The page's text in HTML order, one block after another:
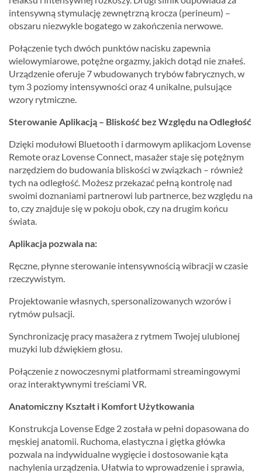
intensywną stymulację zewnętrzną krocza (perineum) –
obszaru niezwykle bogatego w zakończenia nerwowe.
Połączenie tych dwóch punktów nacisku zapewnia
wielowymiarowe, potężne orgazmy, jakich dotąd nie znałeś.
Urządzenie oferuje 7 wbudowanych trybów fabrycznych, w
tym 3 poziomy intensywności oraz 4 unikalne, pulsujące
wzory rytmiczne.
Sterowanie Aplikacją – Bliskość bez Względu na Odległość
Dzięki modułowi Bluetooth i darmowym aplikacjom Lovense
Remote oraz Lovense Connect, masażer staje się potężnym
narzędziem do budowania bliskości w związkach – również
tych na odległość. Możesz przekazać pełną kontrolę nad
swoimi doznaniami partnerowi lub partnerce, bez względu na
to, czy znajduje się w pokoju obok, czy na drugim końcu
świata.
Aplikacja pozwala na:
Ręczne, płynne sterowanie intensywnością wibracji w czasie
rzeczywistym.
Projektowanie własnych, spersonalizowanych wzorów i
rytmów pulsacji.
Synchronizację pracy masażera z rytmem Twojej ulubionej
muzyki lub dźwiękiem głosu.
Połączenie z nowoczesnymi platformami streamingowymi
oraz interaktywnymi treściami VR.
Anatomiczny Kształt i Komfort Użytkowania
Konstrukcja Lovense Edge 2 została w pełni dopasowana do
męskiej anatomii. Ruchoma, elastyczna i giętka główka
pozwala na indywidualne wygięcie i dostosowanie kąta
nachylenia urządzenia. Ułatwia to wprowadzenie i sprawia,